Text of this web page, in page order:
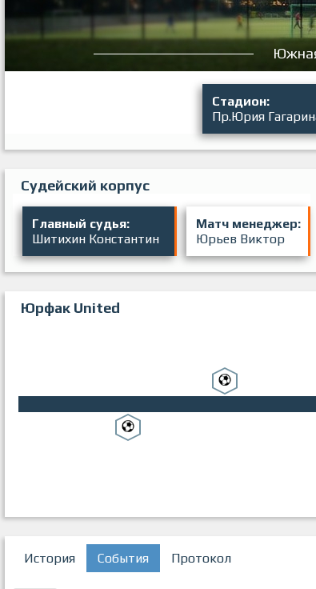
Стадион:
Пр.Юрия
Судейский корпус
Главный судья:
Шитихин Константин
Матч менеджер:
Юрьев Виктор
Юрфак United
История События Протокол